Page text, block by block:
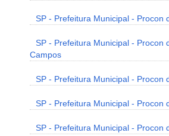
SP - Prefeitura Municipal - Procon
SP - Prefeitura Municipal - Procon
Campos
SP - Prefeitura Municipal - Procon
SP - Prefeitura Municipal - Procon
SP - Prefeitura Municipal - Procon